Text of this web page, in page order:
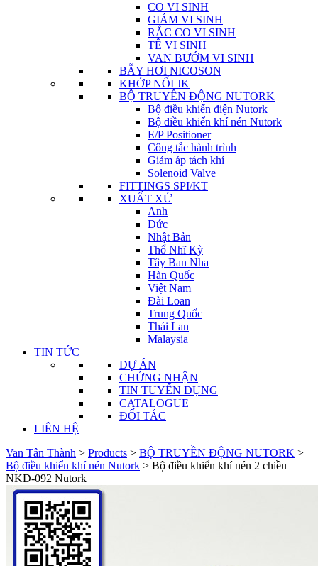
CO VI SINH
GIẢM VI SINH
RẮC CO VI SINH
TÊ VI SINH
VAN BƯỚM VI SINH
BẪY HƠI NICOSON
KHỚP NỐI JK
BỘ TRUYỀN ĐỘNG NUTORK
Bộ điều khiển điện Nutork
Bộ điều khiển khí nén Nutork
E/P Positioner
Công tắc hành trình
Giảm áp tách khí
Solenoid Valve
FITTINGS SPI/KT
XUẤT XỨ
Anh
Đức
Nhật Bản
Thổ Nhĩ Kỳ
Tây Ban Nha
Hàn Quốc
Việt Nam
Đài Loan
Trung Quốc
Thái Lan
Malaysia
TIN TỨC
DỰ ÁN
CHỨNG NHẬN
TIN TUYỂN DỤNG
CATALOGUE
ĐỐI TÁC
LIÊN HỆ
Van Tân Thành > Products > BỘ TRUYỀN ĐỘNG NUTORK >
Bộ điều khiển khí nén Nutork > Bộ điều khiển khí nén 2 chiều
NKD-092 Nutork